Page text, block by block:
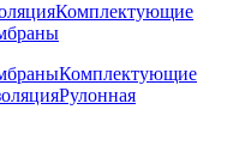
Комплектующие
Комплектующие
Рулонная